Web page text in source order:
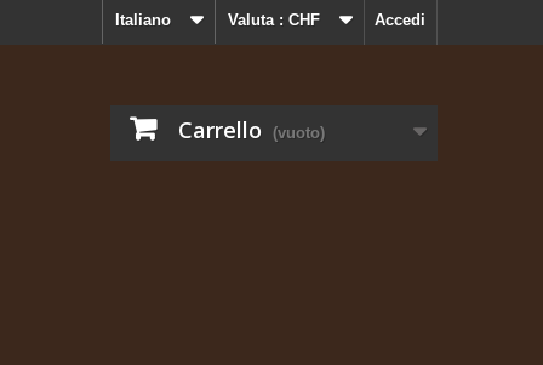
Accedi
Valuta : CHF
Italiano
Carrello (vuoto)